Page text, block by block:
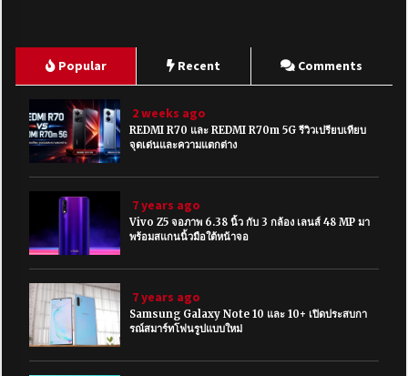
Popular Recent Comments
2 weeks ago
REDMI R70 และ REDMI R70m 5G รีวิวเปรียบเทียบ
จุดเด่นและความแตกต่าง
7 years ago
Vivo Z5 จอภาพ 6.38 นิ้ว กับ 3 กล้อง เลนส์ 48 MP มา
พร้อมสแกนนิ้วมือใต้หน้าจอ
7 years ago
Samsung Galaxy Note 10 และ 10+ เปิดประสบกา
รณ์สมาร์ทโฟนรูปแบบใหม่